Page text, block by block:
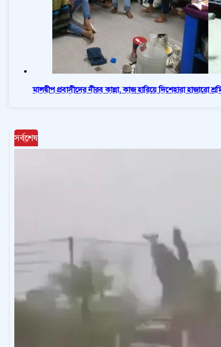
মালদ্বীপ প্রবাসীদের নীরব কান্না, কাজ হারিয়ে দিশেহারা হাজারো
সর্বশেষ